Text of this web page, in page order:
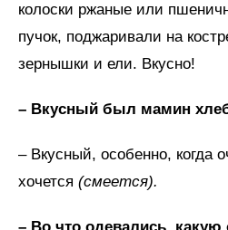
колоски ржаные или
пучок, поджаривали на
зернышки и ели. Вкусно!
– Вкусный был мамин
– Вкусный, особенно, когда
хочется (смеется).